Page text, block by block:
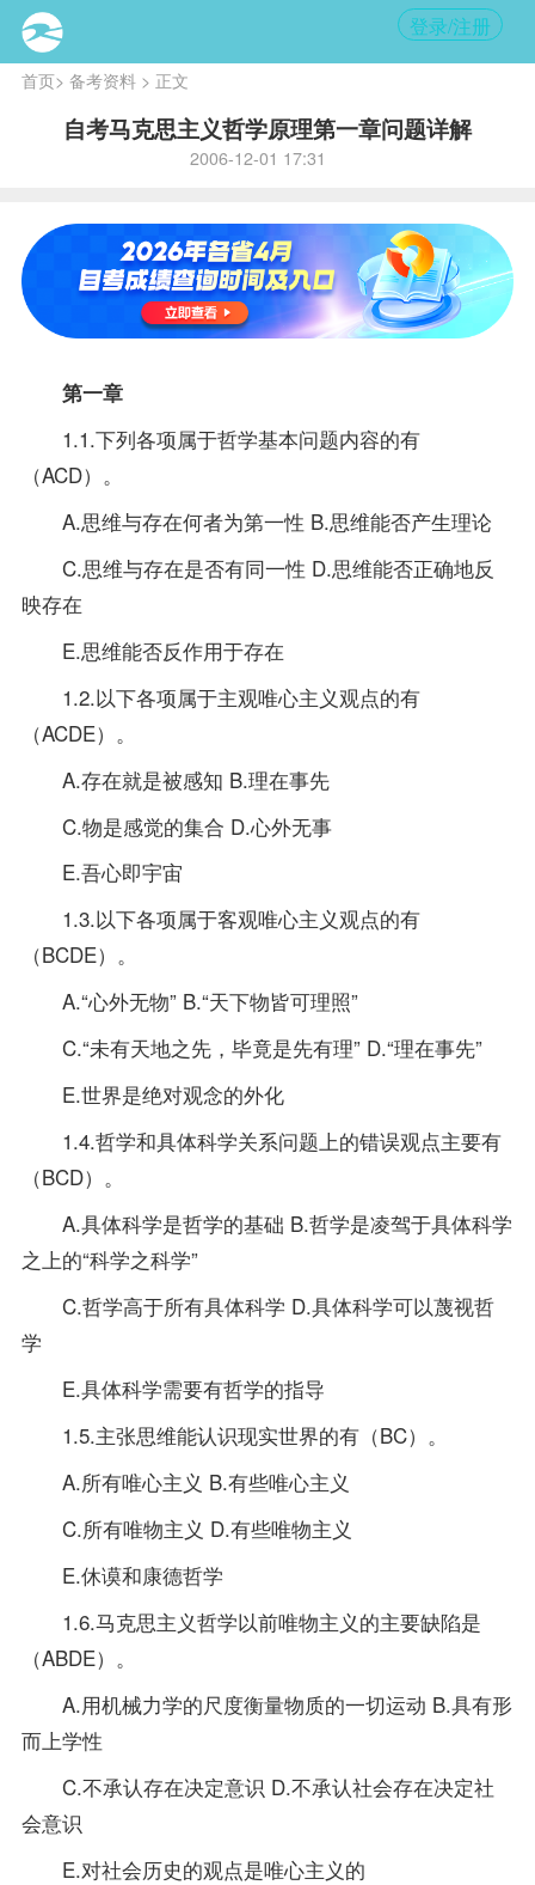
登录/注册
首页> 备考资料> 正文
自考马克思主义哲学原理第一章问题详解
2006-12-01 17:31
第一章
1.1.下列各项属于哲学基本问题内容的有
（ACD）。
A.思维与存在何者为第一性 B.思维能否产生理论
C.思维与存在是否有同一性 D.思维能否正确地反
映存在
E.思维能否反作用于存在
1.2.以下各项属于主观唯心主义观点的有
（ACDE）。
A.存在就是被感知 B.理在事先
C.物是感觉的集合 D.心外无事
E.吾心即宇宙
1.3.以下各项属于客观唯心主义观点的有
（BCDE）。
A.“心外无物” B.“天下物皆可理照”
C.“未有天地之先，毕竟是先有理” D.“理在事先”
E.世界是绝对观念的外化
1.4.哲学和具体科学关系问题上的错误观点主要有
（BCD）。
A.具体科学是哲学的基础 B.哲学是凌驾于具体科学
之上的“科学之科学”
C.哲学高于所有具体科学 D.具体科学可以蔑视哲
学
E.具体科学需要有哲学的指导
1.5.主张思维能认识现实世界的有（BC）。
A.所有唯心主义 B.有些唯心主义
C.所有唯物主义 D.有些唯物主义
E.休谟和康德哲学
1.6.马克思主义哲学以前唯物主义的主要缺陷是
（ABDE）。
A.用机械力学的尺度衡量物质的一切运动 B.具有形
而上学性
C.不承认存在决定意识 D.不承认社会存在决定社
会意识
E.对社会历史的观点是唯心主义的